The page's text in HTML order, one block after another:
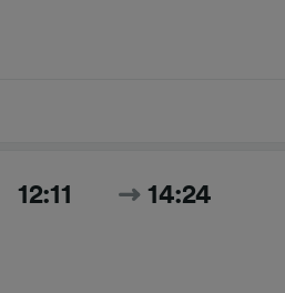
12:11 14:24